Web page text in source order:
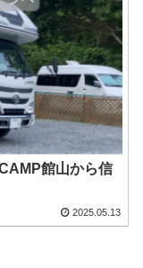
館山から信
2025.05.13